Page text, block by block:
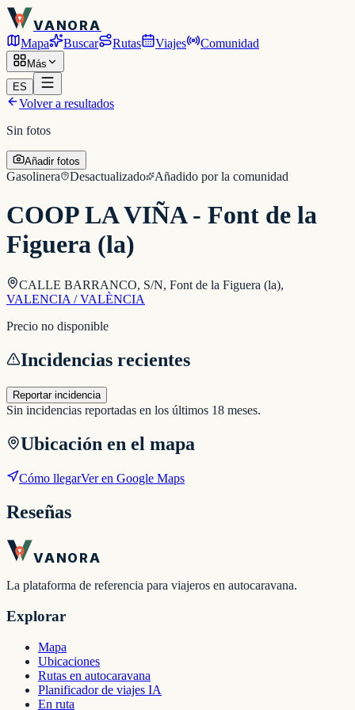
VANORA
Mapa Buscar Rutas Viajes Comunidad
Más
ES
Volver a resultados
Sin fotos
Añadir fotos
Gasolinera Desactualizado Añadido por la comunidad
COOP LA VIÑA - Font de la
Figuera (la)
CALLE BARRANCO, S/N, Font de la Figuera (la),
VALENCIA / VALÈNCIA
Precio no disponible
Incidencias recientes
Reportar incidencia
Sin incidencias reportadas en los últimos 18 meses.
Ubicación en el mapa
Cómo llegarVer en Google Maps
Reseñas
VANORA
La plataforma de referencia para viajeros en autocaravana.
Explorar
Mapa
Ubicaciones
Rutas en autocaravana
Planificador de viajes IA
En ruta